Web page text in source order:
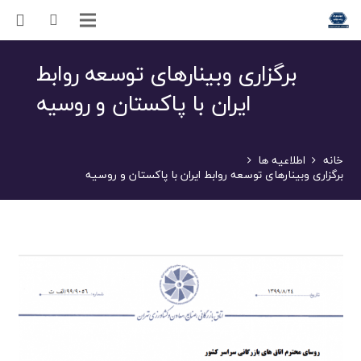
برگزاری وبینارهای توسعه روابط
ایران با پاکستان و روسیه
خانه اطلاعیه ها
برگزاری وبینارهای توسعه روابط ایران با پاکستان و روسیه